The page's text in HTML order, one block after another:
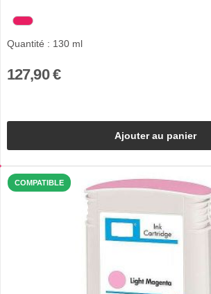
Quantité : 130 ml
127,90 €
Ajouter au panier
COMPATIBLE